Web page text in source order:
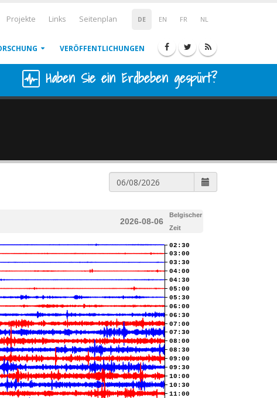
DE EN FR NL
Projekte Links Seitenplan
VERÖFFENTLICHUNGEN
Haben Sie ein Erdbeben gespürt?
2026-08-06
Belgischer
Zeit
02:30
03:00
03:30
04:00
04:30
05:00
05:30
06:00
06:30
07:00
07:30
08:00
08:30
09:00
09:30
10:00
10:30
11:00